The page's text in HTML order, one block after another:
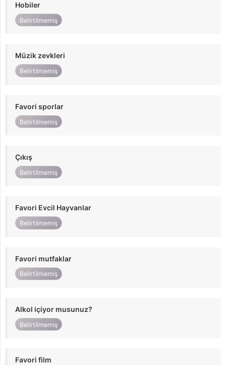
Hobiler
Belirtilmemiş
Müzik zevkleri
Belirtilmemiş
Favori sporlar
Belirtilmemiş
Çıkış
Belirtilmemiş
Favori Evcil Hayvanlar
Belirtilmemiş
Favori mutfaklar
Belirtilmemiş
Alkol içiyor musunuz?
Belirtilmemiş
Favori film